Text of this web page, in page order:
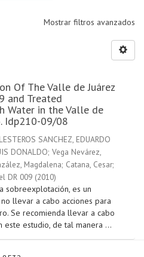
Mostrar filtros avanzados
Of The Valle de Juárez
and Treated
Water in the Valle de
Idp210-09/08
SANCHEZ, EDUARDO
DONALDO; Vega Nevárez,
Magdalena; Catana, Cesar;
DR 009 (2010)
sobreexplotación, es un
llevar a cabo acciones para
Se recomienda llevar a cabo
este estudio, de tal manera ...